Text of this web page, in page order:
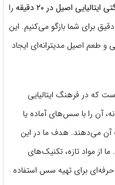
اصیل در ۲۰ دقیقه
را
برای شما بازگو می‌کنیم. این
طعم اصیل مدیترانه‌ای ایجاد
که در فرهنگ ایتالیایی
آن را با سس‌های آماده یا
می‌دهند. هدف ما در این
از مواد تازه، تکنیک‌های
برای تهیه سس استفاده